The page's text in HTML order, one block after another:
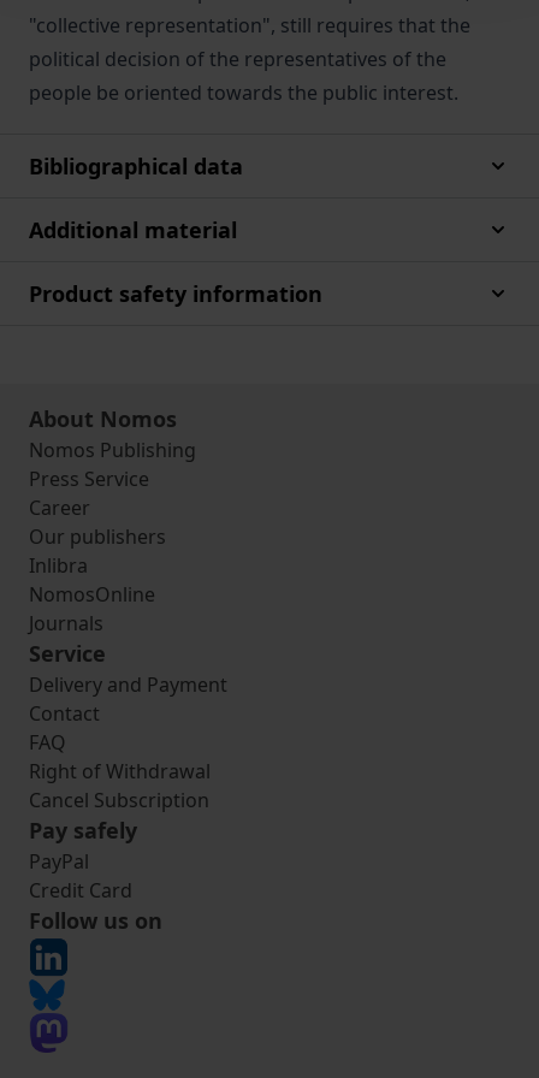
"collective representation", still requires that the
political decision of the representatives of the
people be oriented towards the public interest.
Bibliographical data
Additional material
Product safety information
About Nomos
Nomos Publishing
Press Service
Career
Our publishers
Inlibra
NomosOnline
Journals
Service
Delivery and Payment
Contact
FAQ
Right of Withdrawal
Cancel Subscription
Pay safely
PayPal
Credit Card
Follow us on